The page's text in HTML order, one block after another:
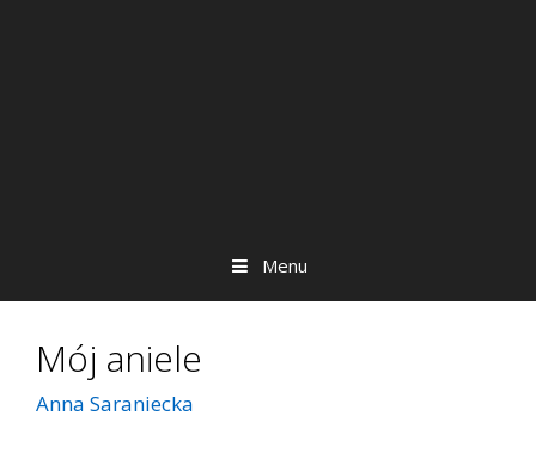
Menu
Mój aniele
Anna Saraniecka